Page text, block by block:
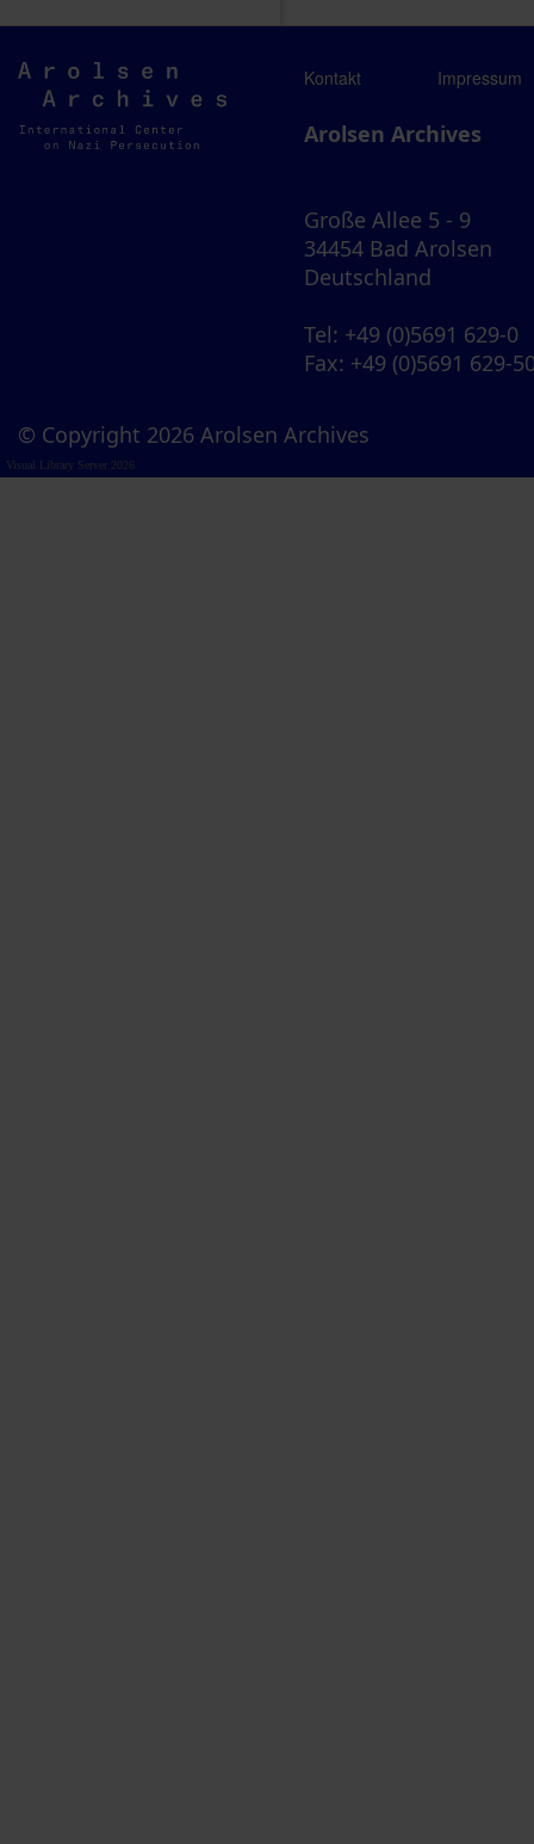
Arolsen
Archives
Kontakt Impressum
Arolsen Archives
Große Allee 5 - 9
34454 Bad Arolsen
Deutschland
Tel: +49 (0)5691 629-0
Fax: +49 (0)5691 629-
© Copyright 2026 Arolsen Archives
Visual Library Server 2026